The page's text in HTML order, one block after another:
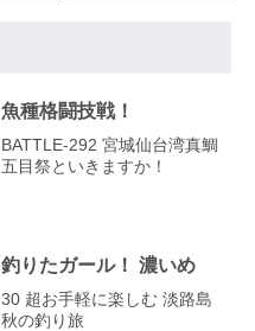
魚種格闘技戦！
BATTLE-292 宮城仙台湾真鯛
五目祭といきますか！
釣りたガール！ 濃いめ
30 超お手軽に楽しむ 淡路島
秋の釣り旅